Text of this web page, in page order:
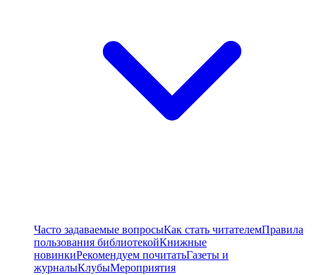
Часто задаваемые вопросыКак стать читателемПравила
пользования библиотекойКнижные
новинкиРекомендуем почитатьГазеты и
журналыКлубыМероприятия